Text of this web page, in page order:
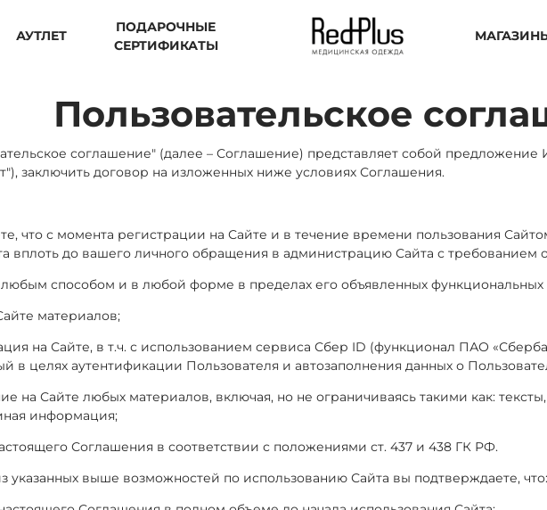
АУТЛЕТ
ПОДАРОЧНЫЕ
СЕРТИФИКАТЫ
Пользовательское
соглашение" (далее – Соглашение) представляет собой
заключить договор на изложенных ниже условиях Соглашения.
что с момента регистрации на Сайте и в течение времени пользования
вплоть до вашего личного обращения в администрацию Сайта с
любым способом и в любой форме в пределах его объявленных
материалов;
на Сайте, в т.ч. с использованием сервиса Сбер ID (функционал ПАО
в целях аутентификации Пользователя и автозаполнения данных о
на Сайте любых материалов, включая, но не ограничиваясь такими как:
информация;
Соглашения в соответствии с положениями ст. 437 и 438 ГК РФ.
указанных выше возможностей по использованию Сайта вы подтверждаете, что: